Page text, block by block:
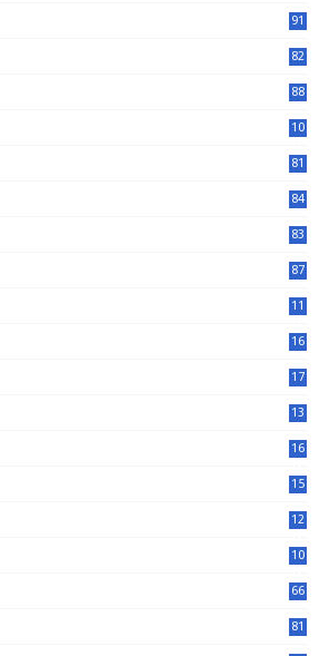
91
82
88
10
81
84
83
87
11
16
17
13
16
15
12
10
66
81